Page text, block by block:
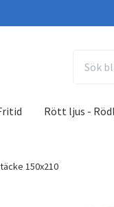
Rött ljus -
150x210